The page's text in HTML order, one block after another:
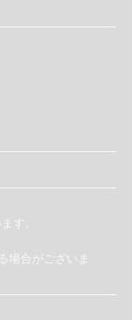
す。
合がございま